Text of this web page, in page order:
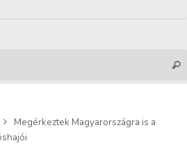
Megérkeztek Magyarországra is a